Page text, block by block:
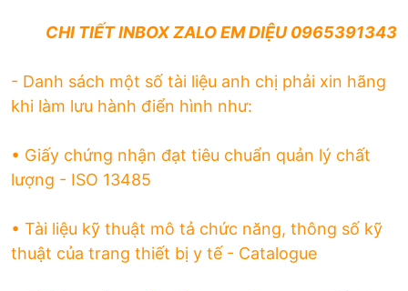
CHI TIẾT INBOX ZALO EM DIỆU 0965391343
- Danh sách một số tài liệu anh chị phải xin hãng
khi làm lưu hành điển hình như:
• Giấy chứng nhận đạt tiêu chuẩn quản lý chất
lượng - ISO 13485
• Tài liệu kỹ thuật mô tả chức năng, thông số kỹ
thuật của trang thiết bị y tế - Catalogue